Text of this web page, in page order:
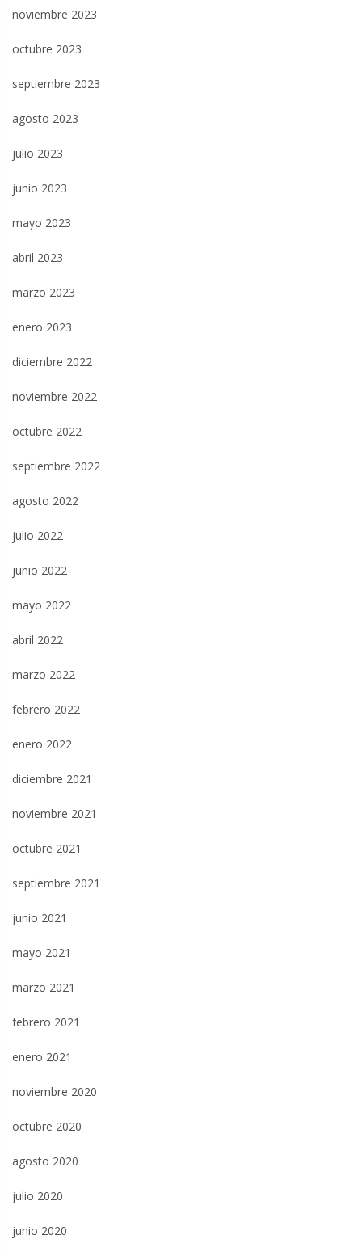
noviembre 2023
octubre 2023
septiembre 2023
agosto 2023
julio 2023
junio 2023
mayo 2023
abril 2023
marzo 2023
enero 2023
diciembre 2022
noviembre 2022
octubre 2022
septiembre 2022
agosto 2022
julio 2022
junio 2022
mayo 2022
abril 2022
marzo 2022
febrero 2022
enero 2022
diciembre 2021
noviembre 2021
octubre 2021
septiembre 2021
junio 2021
mayo 2021
marzo 2021
febrero 2021
enero 2021
noviembre 2020
octubre 2020
agosto 2020
julio 2020
junio 2020